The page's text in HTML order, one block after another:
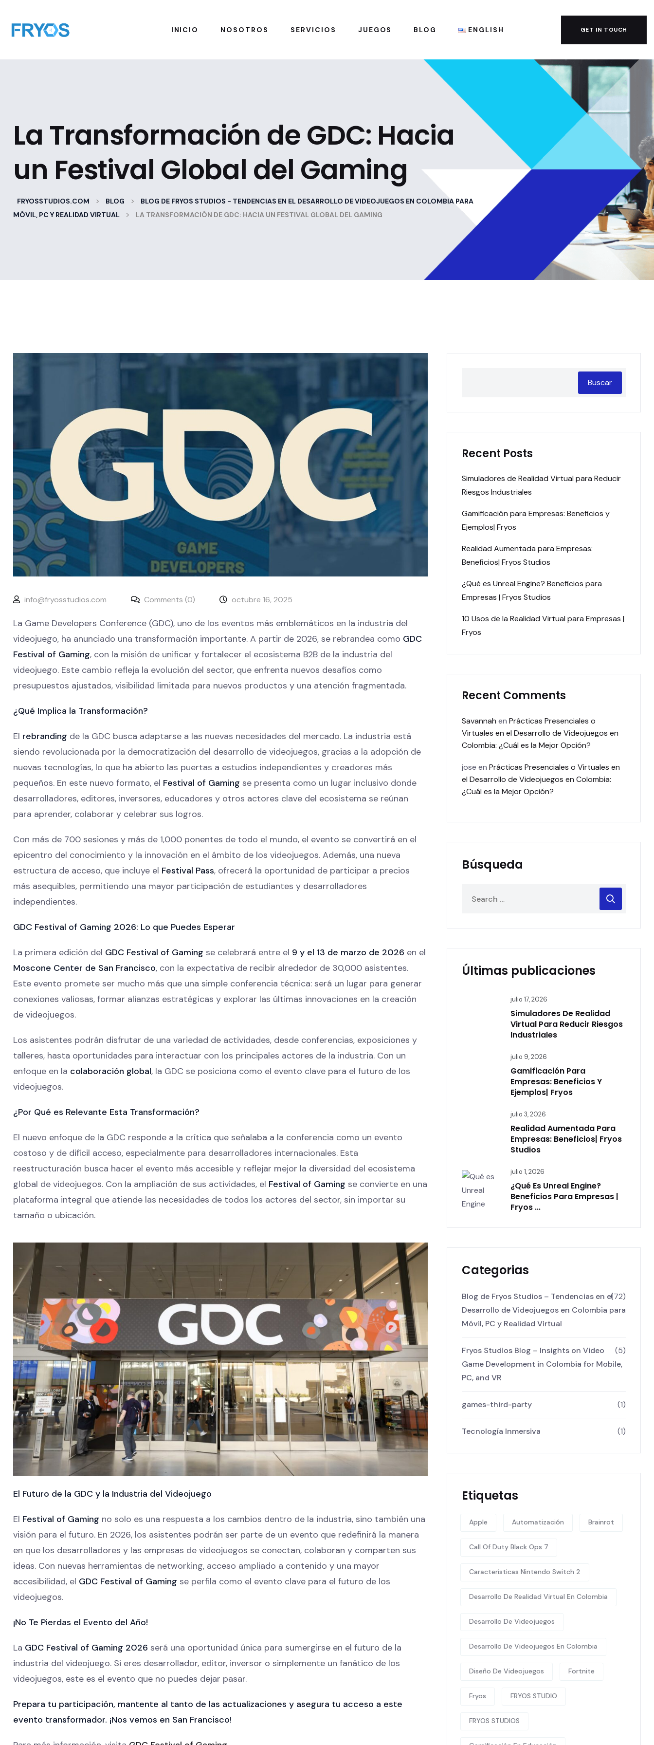
INICIO NOSOTROS SERVICIOS JUEGOS BLOG ENGLISH GET IN TOUCH
La Transformación de GDC: Hacia
un Festival Global del Gaming
FRYOSSTUDIOS.COM > BLOG >
BLOG DE FRYOS STUDIOS - TENDENCIAS EN EL DESARROLLO DE VIDEOJUEGOS EN COLOMBIA PARA
MÓVIL, PC Y REALIDAD VIRTUAL
> LA TRANSFORMACIÓN DE GDC: HACIA UN FESTIVAL GLOBAL DEL GAMING
info@fryosstudios.com Comments (0) octubre 16, 2025
La Game Developers Conference (GDC), uno de los eventos más emblemáticos en la industria del
videojuego, ha anunciado una transformación importante. A partir de 2026, se rebrandea como GDC
Festival of Gaming, con la misión de unificar y fortalecer el ecosistema B2B de la industria del
videojuego. Este cambio refleja la evolución del sector, que enfrenta nuevos desafíos como
presupuestos ajustados, visibilidad limitada para nuevos productos y una atención fragmentada.
¿Qué Implica la Transformación?
El rebranding de la GDC busca adaptarse a las nuevas necesidades del mercado. La industria está
siendo revolucionada por la democratización del desarrollo de videojuegos, gracias a la adopción de
nuevas tecnologías, lo que ha abierto las puertas a estudios independientes y creadores más
pequeños. En este nuevo formato, el Festival of Gaming se presenta como un lugar inclusivo donde
desarrolladores, editores, inversores, educadores y otros actores clave del ecosistema se reúnan
para aprender, colaborar y celebrar sus logros.
Con más de 700 sesiones y más de 1,000 ponentes de todo el mundo, el evento se convertirá en el
epicentro del conocimiento y la innovación en el ámbito de los videojuegos. Además, una nueva
estructura de acceso, que incluye el Festival Pass, ofrecerá la oportunidad de participar a precios
más asequibles, permitiendo una mayor participación de estudiantes y desarrolladores
independientes.
GDC Festival of Gaming 2026: Lo que Puedes Esperar
La primera edición del GDC Festival of Gaming se celebrará entre el 9 y el 13 de marzo de 2026 en el
Moscone Center de San Francisco, con la expectativa de recibir alrededor de 30,000 asistentes.
Este evento promete ser mucho más que una simple conferencia técnica: será un lugar para generar
conexiones valiosas, formar alianzas estratégicas y explorar las últimas innovaciones en la creación
de videojuegos.
Los asistentes podrán disfrutar de una variedad de actividades, desde conferencias, exposiciones y
talleres, hasta oportunidades para interactuar con los principales actores de la industria. Con un
enfoque en la colaboración global, la GDC se posiciona como el evento clave para el futuro de los
videojuegos.
¿Por Qué es Relevante Esta Transformación?
El nuevo enfoque de la GDC responde a la crítica que señalaba a la conferencia como un evento
costoso y de difícil acceso, especialmente para desarrolladores internacionales. Esta
reestructuración busca hacer el evento más accesible y reflejar mejor la diversidad del ecosistema
global de videojuegos. Con la ampliación de sus actividades, el Festival of Gaming se convierte en una
plataforma integral que atiende las necesidades de todos los actores del sector, sin importar su
tamaño o ubicación.
El Futuro de la GDC y la Industria del Videojuego
El Festival of Gaming no solo es una respuesta a los cambios dentro de la industria, sino también una
visión para el futuro. En 2026, los asistentes podrán ser parte de un evento que redefinirá la manera
en que los desarrolladores y las empresas de videojuegos se conectan, colaboran y comparten sus
ideas. Con nuevas herramientas de networking, acceso ampliado a contenido y una mayor
accesibilidad, el GDC Festival of Gaming se perfila como el evento clave para el futuro de los
videojuegos.
¡No Te Pierdas el Evento del Año!
La GDC Festival of Gaming 2026 será una oportunidad única para sumergirse en el futuro de la
industria del videojuego. Si eres desarrollador, editor, inversor o simplemente un fanático de los
videojuegos, este es el evento que no puedes dejar pasar.
Prepara tu participación, mantente al tanto de las actualizaciones y asegura tu acceso a este
evento transformador. ¡Nos vemos en San Francisco!
Buscar
Recent Posts
Simuladores de Realidad Virtual para Reducir
Riesgos Industriales
Gamificación para Empresas: Beneficios y
Ejemplos| Fryos
Realidad Aumentada para Empresas:
Beneficios| Fryos Studios
¿Qué es Unreal Engine? Beneficios para
Empresas | Fryos Studios
10 Usos de la Realidad Virtual para Empresas |
Fryos
Recent Comments
Savannah en Prácticas Presenciales o
Virtuales en el Desarrollo de Videojuegos en
Colombia: ¿Cuál es la Mejor Opción?
jose en Prácticas Presenciales o Virtuales en
el Desarrollo de Videojuegos en Colombia:
¿Cuál es la Mejor Opción?
Búsqueda
Últimas publicaciones
julio 17, 2026
Simuladores De Realidad
Virtual Para Reducir Riesgos
Industriales
julio 9, 2026
Gamificación Para
Empresas: Beneficios Y
Ejemplos| Fryos
julio 3, 2026
Realidad Aumentada Para
Empresas: Beneficios| Fryos
Studios
julio 1, 2026
¿Qué Es Unreal Engine?
Beneficios Para Empresas |
Fryos ...
Categorias
Blog de Fryos Studios – Tendencias en el
Desarrollo de Videojuegos en Colombia para
Móvil, PC y Realidad Virtual
(72)
Fryos Studios Blog – Insights on Video
Game Development in Colombia for Mobile,
PC, and VR
(5)
games-third-party (1)
Tecnología Inmersiva (1)
Etiquetas
Apple Automatización Brainrot
Call Of Duty Black Ops 7
Características Nintendo Switch 2
Desarrollo De Realidad Virtual En Colombia
Desarrollo De Videojuegos
Desarrollo De Videojuegos En Colombia
Diseño De Videojuegos Fortnite
Fryos FRYOS STUDIO
FRYOS STUDIOS